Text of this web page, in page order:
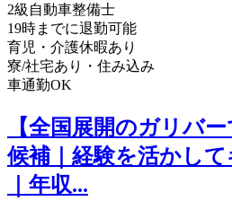
2級自動車整備士
19時までに退勤可能
育児・介護休暇あり
寮/社宅あり・住み込み
車通勤OK
【全国展開のガリバ
候補｜経験を活かし
｜年収...